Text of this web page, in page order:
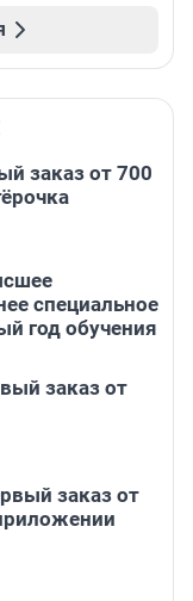
заказ от 700
специальное
год обучения
заказ от
заказ от